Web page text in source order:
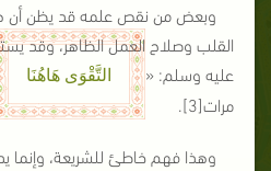
وبعض من نقص علمه قد يظن أن
القلب وصلاح العمل الظاهر، وقد
عليه وسلم: «
التَّقْوَى هَاهُنَا
مرات[3].
وهذا فهم خاطئ للشريعة، وإنما